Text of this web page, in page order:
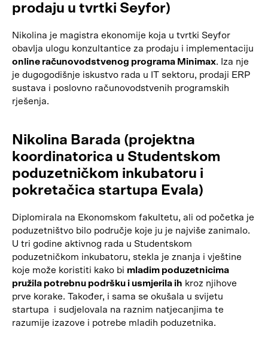
prodaju u tvrtki Seyfor)
Nikolina je magistra ekonomije koja u tvrtki Seyfor
obavlja ulogu konzultantice za prodaju i implementaciju
online računovodstvenog programa Minimax. Iza nje
je dugogodišnje iskustvo rada u IT sektoru, prodaji ERP
sustava i poslovno računovodstvenih programskih
rješenja.
Nikolina Barada (projektna
koordinatorica u Studentskom
poduzetničkom inkubatoru i
pokretačica startupa Evala)
Diplomirala na Ekonomskom fakultetu, ali od početka je
poduzetništvo bilo područje koje ju je najviše zanimalo.
U tri godine aktivnog rada u Studentskom
poduzetničkom inkubatoru, stekla je znanja i vještine
koje može koristiti kako bi mladim poduzetnicima
pružila potrebnu podršku i usmjerila ih kroz njihove
prve korake. Također, i sama se okušala u svijetu
startupa i sudjelovala na raznim natjecanjima te
razumije izazove i potrebe mladih poduzetnika.